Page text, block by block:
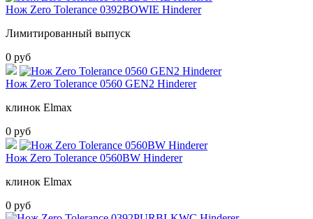
Нож Zero Tolerance 0392BOWIE Hinderer
Лимитированный выпуск
0 руб
Нож Zero Tolerance 0560 GEN2 Hinderer
клинок Elmax
0 руб
Нож Zero Tolerance 0560BW Hinderer
клинок Elmax
0 руб